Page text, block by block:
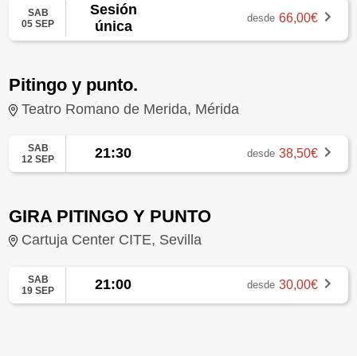
SAB
05 SEP
Sesión
única
desde 66,00€
Pitingo y punto.
Teatro Romano de Merida, Mérida
SAB
12 SEP
21:30 desde 38,50€
GIRA PITINGO Y PUNTO
Cartuja Center CITE, Sevilla
SAB
19 SEP
21:00 desde 30,00€